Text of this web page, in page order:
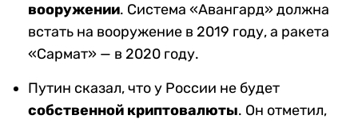
вооружении. Система «Авангард» должна
встать на вооружение в 2019 году, а ракета
«Сармат» — в 2020 году.
Путин сказал, что у России не будет
собственной криптовалюты. Он отметил,